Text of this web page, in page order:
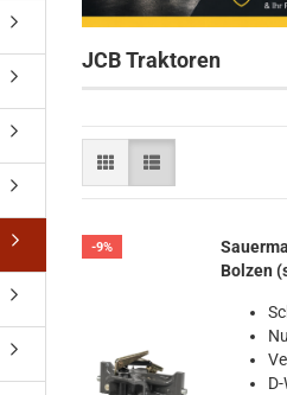
JCB Traktoren
-9%
Bol­zen